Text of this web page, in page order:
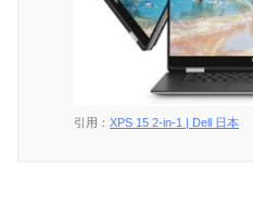
引用： XPS 15 2-in-1 | Dell 日本